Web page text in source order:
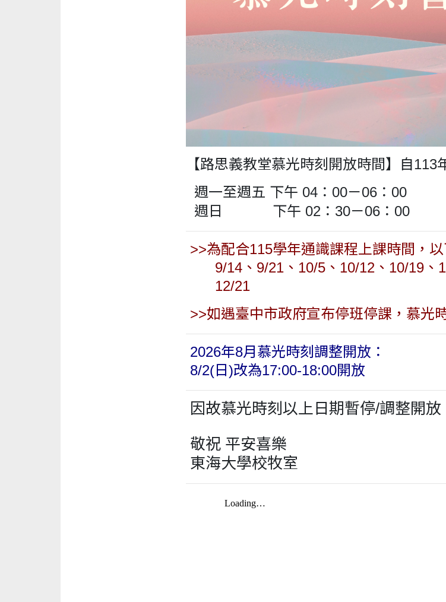
【路思義教堂慕光時刻開放時間】自113
週一至週五 下午 04：00－06：00
週日 下午 02：30－06：00
>>為配合115學年通識課程上課時間，
9/14、9/21、10/5、10/12、10/19、
12/21
>>如遇臺中市政府宣布停班停課，慕光
2026年8月慕光時刻調整開放：
8/2(日)改為17:00-18:00開放
因故慕光時刻以上日期暫停/調整開
敬祝 平安喜樂
東海大學校牧室